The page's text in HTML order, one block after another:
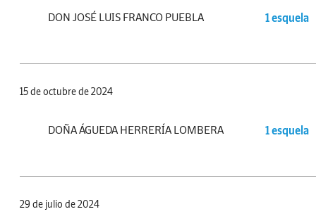
DON JOSÉ LUIS FRANCO PUEBLA 1 esquela
15 de octubre de 2024
DOÑA ÁGUEDA HERRERÍA LOMBERA 1 esquela
29 de julio de 2024